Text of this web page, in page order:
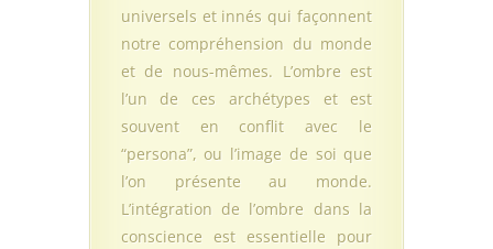
universels et innés qui façonnent
notre compréhension du monde
et de nous-mêmes. L’ombre est
l’un de ces archétypes et est
souvent en conflit avec le
“persona”, ou l’image de soi que
l’on présente au monde.
L’intégration de l’ombre dans la
conscience est essentielle pour